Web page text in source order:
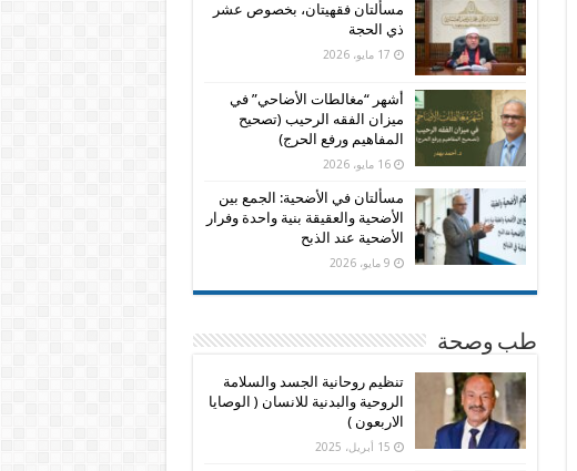
مسألتان فقهيتان، بخصوص عشر
ذي الحجة
17 مايو، 2026
أشهر “مغالطات الأضاحي” في
ميزان الفقه الرحيب (تصحيح
المفاهيم ورفع الحرج)
16 مايو، 2026
مسألتان في الأضحية: الجمع بين
الأضحية والعقيقة بنية واحدة وفرار
الأضحية عند الذبح
9 مايو، 2026
طب وصحة
تنظيم روحانية الجسد والسلامة
الروحية والبدنية للانسان ( الوصايا
الاربعون )
15 أبريل، 2025